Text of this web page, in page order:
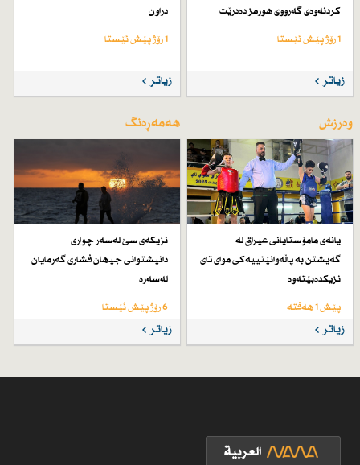
كردنەوەی گەرووی هورمز دەدرێت
1 رۆژ پێش ئێستا
زیاتر
دراون
1 رۆژ پێش ئێستا
زیاتر
وەرزش
یانەی مامۆستایانی عیراق لە
گەیشتن بە پاڵەوانێتییەكی موای تای
نزیكدەبێتەوە
پێش 1 هەفتە
زیاتر
هەمەڕەنگ
نزیكەی سێ لەسەر چواری
دانیشتوانی جیهان فشاری گەرمایان
لەسەرە
6 رۆژ پێش ئێستا
زیاتر